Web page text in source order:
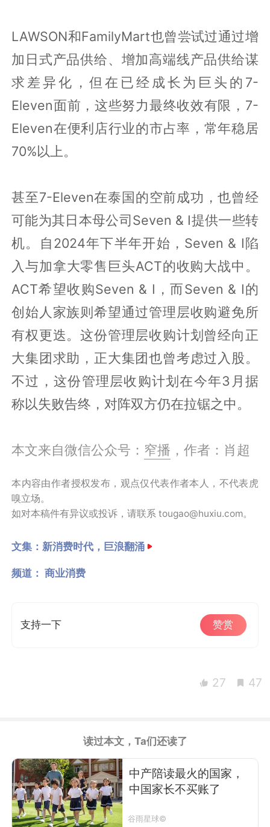
LAWSON和FamilyMart也曾尝试过通过增
加日式产品供给、增加高端线产品供给谋
求差异化，但在已经成长为巨头的7-
Eleven面前，这些努力最终收效有限，7-
Eleven在便利店行业的市占率，常年稳居
70%以上。
甚至7-Eleven在泰国的空前成功，也曾经
可能为其日本母公司Seven & I提供一些转
机。自2024年下半年开始，Seven & I陷
入与加拿大零售巨头ACT的收购大战中。
ACT希望收购Seven & I，而Seven & I的
创始人家族则希望通过管理层收购避免所
有权更迭。这份管理层收购计划曾经向正
大集团求助，正大集团也曾考虑过入股。
不过，这份管理层收购计划在今年3月据
称以失败告终，对阵双方仍在拉锯之中。
本文来自微信公众号： 窄播 ，作者：肖超
本内容由作者授权发布，观点仅代表作者本人，不代表虎
嗅立场。
如对本稿件有异议或投诉，请联系 tougao@huxiu.com。
文集： 新消费时代，巨浪翻涌
频道： 商业消费
支持一下 赞赏
27 47
读过本文，Ta们还读了
中产陪读最火的国家，
中国家长不买账了
谷雨星球©